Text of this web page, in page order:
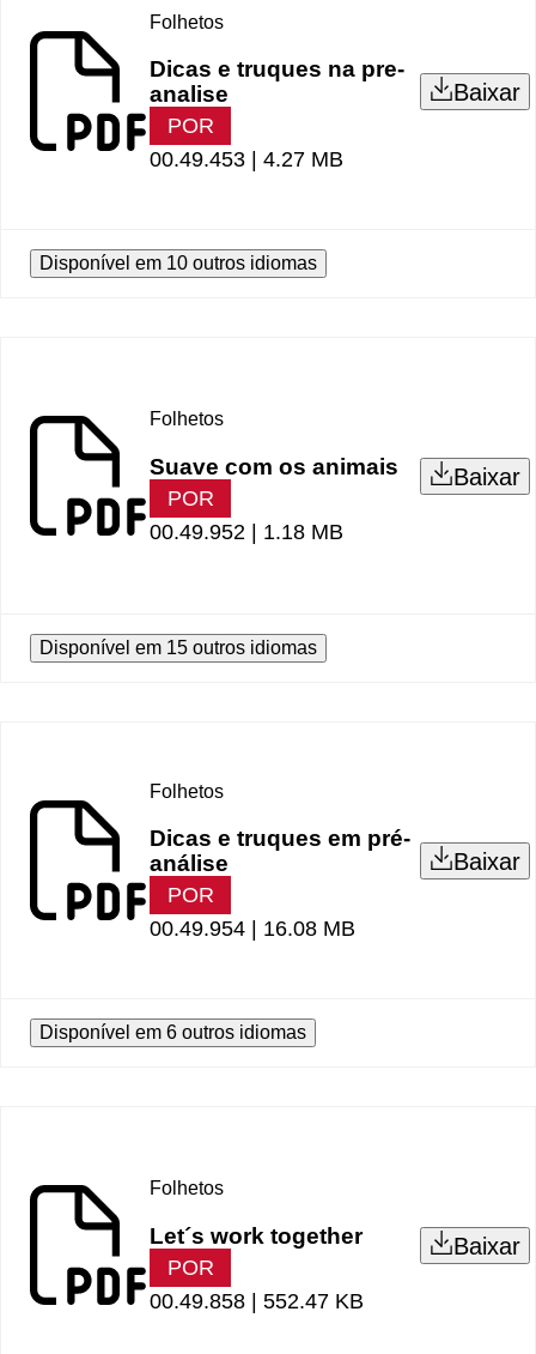
Folhetos
Dicas e truques na pre-
analise
POR
00.49.453 | 4.27 MB
Baixar
Disponível em 10 outros idiomas
Folhetos
Suave com os animais
POR
00.49.952 | 1.18 MB
Baixar
Disponível em 15 outros idiomas
Folhetos
Dicas e truques em pré-
análise
POR
00.49.954 | 16.08 MB
Baixar
Disponível em 6 outros idiomas
Folhetos
Let´s work together
POR
00.49.858 | 552.47 KB
Baixar